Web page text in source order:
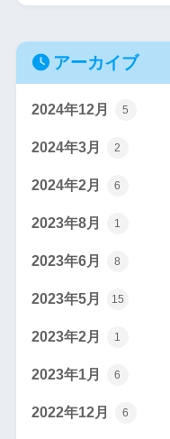
アーカイブ
2024年12月 5
2024年3月 2
2024年2月 6
2023年8月 1
2023年6月 8
2023年5月 15
2023年2月 1
2023年1月 6
2022年12月 6